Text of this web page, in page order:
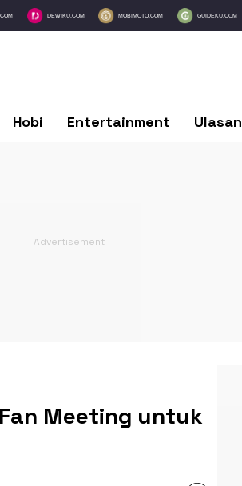
DEWIKU.COM MOBIMOTO.COM GUIDEKU.COM
Hobi Entertainment Ulasan
Meeting untuk